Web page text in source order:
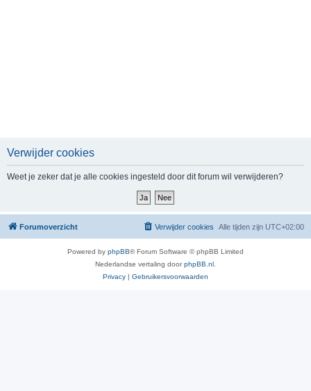
Verwijder cookies
Weet je zeker dat je alle cookies ingesteld door dit forum wil verwijderen?
Forumoverzicht Alle tijden zijn UTC+02:00
Verwijder cookies
Powered by phpBB® Forum Software © phpBB Limited
Nederlandse vertaling doorphpBB.nl
Privacy | Gebruikersvoorwaarden